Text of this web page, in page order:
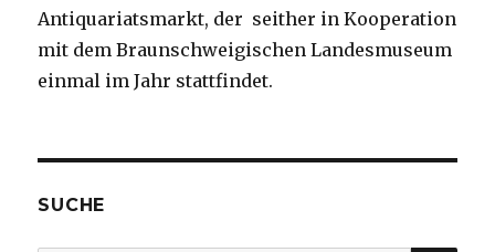
Antiquariatsmarkt, der seither in Kooperation
mit dem Braunschweigischen Landesmuseum
einmal im Jahr stattfindet.
SUCHE